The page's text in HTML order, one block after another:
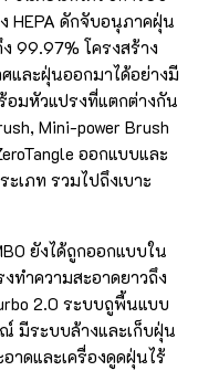
HEPA ดักจับอนุภาคฝุ่น
99.97% โครงสร้าง
และฝุ่นออกมาได้อย่างมี
มหัวแปรงที่แตกต่างกัน
Mini-power Brush
ออกแบบและ
ภท รวมไปถึงเบาะ
ยังได้ถูกออกแบบใน
ทำความสะอาดยาวถึง
2.0 ระบบถูพื้นแบบ
มีระบบล้างและเก็บฝุ่น
ดและเครื่องดูดฝุ่นไร้